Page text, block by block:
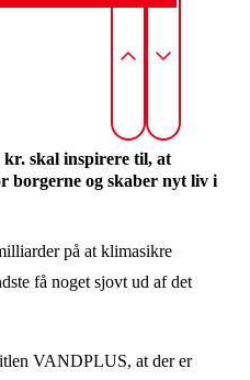
skal inspirere til, at
borgerne og skaber nyt liv i
på at klimasikre
få noget sjovt ud af det
VANDPLUS, at der er